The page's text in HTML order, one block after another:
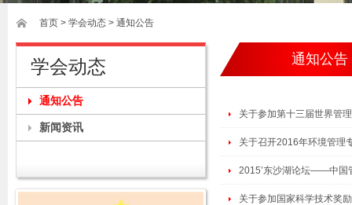
首页 > 学会动态 > 通知公告
学会动态
通知公告
新闻资讯
通知公告
关于参加第十三届世界管
关于召开2016年环境管理
2015’东沙湖论坛——中国
关于参加国家科学技术奖